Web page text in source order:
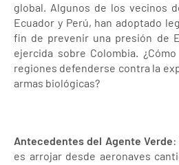
global. Algunos de los vecinos
Ecuador y Perú, han adoptado
fin de prevenir una presión de
ejercida sobre Colombia.
regiones defenderse contra la
armas biológicas?
Antecedentes del Agente Verde
es arrojar desde aeronaves